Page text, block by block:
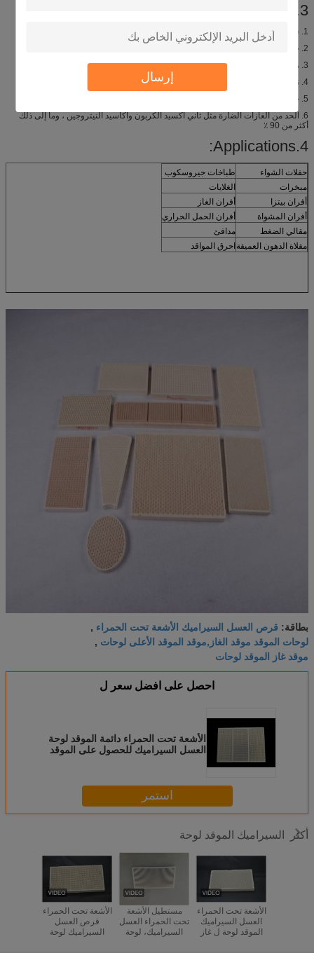
إرسال
3.Benefits:
1. قوة المعلقة
2. حرق إشعاعي منتظم
3. ممتاز مقاومة الصدمة الحرارية
4. توفير ما يصل إلى 30 ~ 50 ٪ من تكلفة الطاقة
5. حرق بدون لهب ، وكفاءة حرق عالية ، وانخفاض مستوى الضجيج
6. الحد من الغازات الضارة مثل ثاني أكسيد الكربون وأكاسيد النيتروجين ، وما إلى ذلك
أكثر من 90 ٪
4.Applications:
حفلات الشواء
طباخات جيروسكوب
مبخرات
الغلايات
أفران بيتزا
أفران الغاز
أفران المشواة
أفران الحمل الحراري
مقالي الضغط
مدافئ
مقلاة الدهون العميقة احرق المواقد
بطاقة: قرص العسل السيراميك الأشعة تحت الحمراء ,
لوحات الموقد موقد الغاز,موقد الموقد الأعلى لوحات ,
موقد غاز الموقد لوحات
احصل على افضل سعر ل
الأشعة تحت الحمراء دائمة الموقد لوحة
العسل السيراميك للحصول على الموقد
استمر
أكثر السيراميك الموقد لوحة
الأشعة تحت الحمراء
قرص العسل
السيراميك لوحة
مستطيل الأشعة
تحت الحمراء العسل
السيراميك، لوحة
الأشعة تحت الحمراء
العسل السيراميك
الموقد لوحة ل غاز